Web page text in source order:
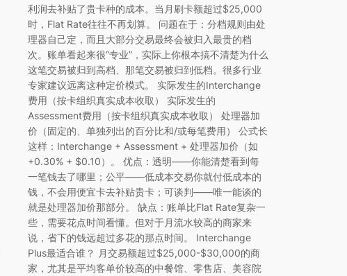
利润去补贴了贵卡种的成本。当月刷卡额超过$25,000
时，Flat Rate往往不再划算。 问题在于：分档规则由处
理器自己定，而且大部分交易最终会被归入最贵的档
次。账单看起来很“专业”，实际上你根本搞不清楚为什么
这笔交易被归到高档、那笔交易被归到低档。很多行业
专家建议远离这种定价模式。 实际发生的Interchange
费用（按卡组织真实成本收取） 实际发生的
Assessment费用（按卡组织真实成本收取） 处理器加
价（固定的、单独列出的百分比和/或每笔费用） 公式长
这样：Interchange + Assessment + 处理器加价（如
+0.30% + $0.10）。 优点：透明——你能清楚看到每
一笔钱去了哪里；公平——低成本交易你就付低成本的
钱，不会用便宜卡去补贴贵卡；可谈判——唯一能谈的
就是处理器加价那部分。 缺点：账单比Flat Rate复杂一
些，需要花点时间看懂。但对于月流水较高的商家来
说，省下的钱远超过多花的那点时间。 Interchange
Plus最适合谁？ 月交易额超过$25,000-$30,000的商
家，尤其是平均客单价较高的中餐馆、零售店、美容院